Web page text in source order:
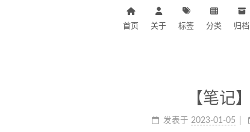
首页 关于 标签 分类 归档
【笔记
发表于 2023-01-05